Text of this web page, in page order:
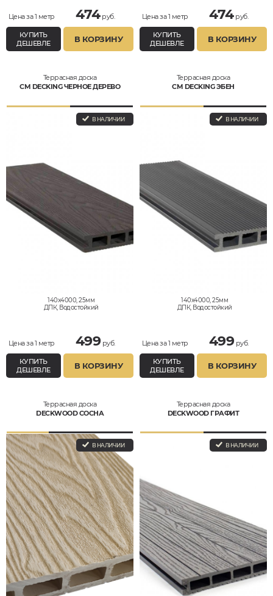
Цена за 1 метр 474руб.
КУПИТЬ
ДЕШЕВЛЕ
В КОРЗИНУ
Цена за 1 метр 474руб.
КУПИТЬ
ДЕШЕВЛЕ
В КОРЗИНУ
Террасная доска
CM DECKING ЧЕРНОЕ ДЕРЕВО
В НАЛИЧИИ
140x4000, 25мм
ДПК, Водостойкий
Цена за 1 метр 499руб.
КУПИТЬ
ДЕШЕВЛЕ
В КОРЗИНУ
Террасная доска
CM DECKING ЭБЕН
В НАЛИЧИИ
140x4000, 25мм
ДПК, Водостойкий
Цена за 1 метр 499руб.
КУПИТЬ
ДЕШЕВЛЕ
В КОРЗИНУ
Террасная доска
DECKWOOD СОСНА
В НАЛИЧИИ
Террасная доска
DECKWOOD ГРАФИТ
В НАЛИЧИИ